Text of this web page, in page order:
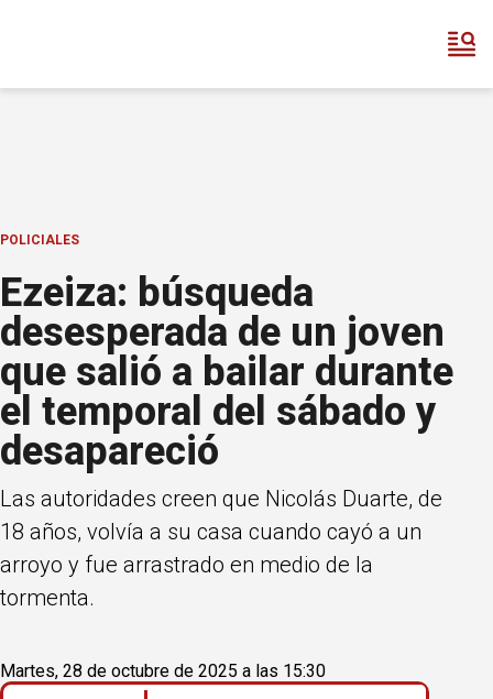
POLICIALES
Ezeiza: búsqueda
desesperada de un joven
que salió a bailar durante
el temporal del sábado y
desapareció
Las autoridades creen que Nicolás Duarte, de
18 años, volvía a su casa cuando cayó a un
arroyo y fue arrastrado en medio de la
tormenta.
Martes, 28 de octubre de 2025 a las 15:30